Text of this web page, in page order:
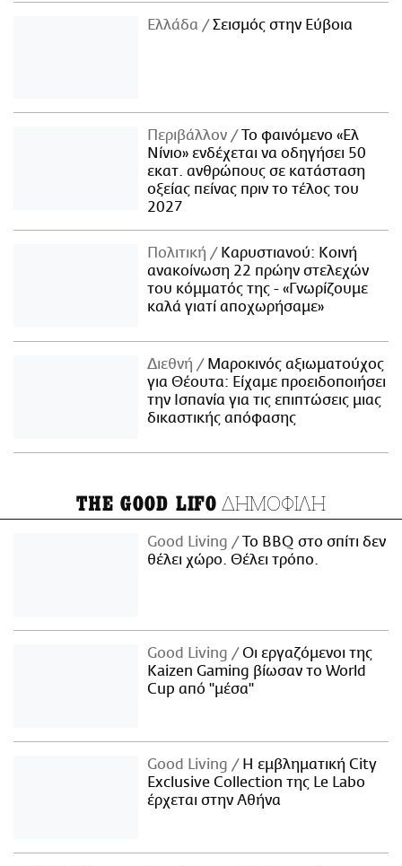
Ελλάδα Σεισμός στην Εύβοια
Περιβάλλον
Το φαινόμενο «Ελ
Νίνιο» ενδέχεται να οδηγήσει 50
εκατ. ανθρώπους σε κατάσταση
οξείας πείνας πριν το τέλος του
2027
Πολιτική
Καρυστιανού: Κοινή
ανακοίνωση 22 πρώην στελεχών
του κόμματός της - «Γνωρίζουμε
καλά γιατί αποχωρήσαμε»
Διεθνή
Μαροκινός αξιωματούχος
για Θέουτα: Είχαμε προειδοποιήσει
την Ισπανία για τις επιπτώσεις μιας
δικαστικής απόφασης
THE GOOD LIFO ΔΗΜΟΦΙΛΗ
Good Living
Το BBQ στο σπίτι δεν
θέλει χώρο. Θέλει τρόπο.
Good Living
Οι εργαζόμενοι της
Kaizen Gaming βίωσαν το World
Cup από "μέσα"
Good Living
Η εμβληματική City
Exclusive Collection της Le Labo
έρχεται στην Αθήνα